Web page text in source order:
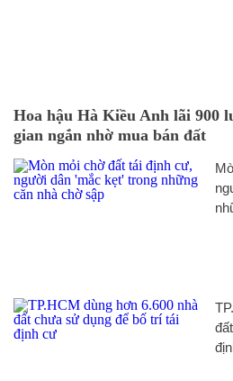
Hoa hậu Hà Kiều Anh lãi 900
gian ngắn nhờ mua bán đất